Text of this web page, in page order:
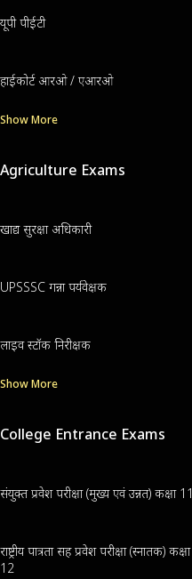
यूपी पीईटी
हाईकोर्ट आरओ / एआरओ
Show More
Agriculture Exams
खाद्य सुरक्षा अधिकारी
UPSSSC गन्ना पर्यवेक्षक
लाइव स्टॉक निरीक्षक
Show More
College Entrance Exams
संयुक्त प्रवेश परीक्षा (मुख्य एवं उन्नत) कक्षा 11
राष्ट्रीय पात्रता सह प्रवेश परीक्षा (स्नातक) कक्षा
12